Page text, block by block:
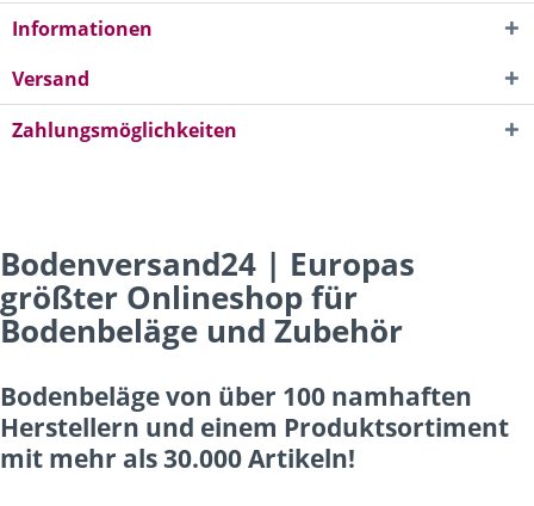
Informationen
Versand
Zahlungsmöglichkeiten
Bodenversand24 | Europas
größter Onlineshop für
Bodenbeläge und Zubehör
Bodenbeläge von über 100 namhaften
Herstellern und einem Produktsortiment
mit mehr als 30.000 Artikeln!